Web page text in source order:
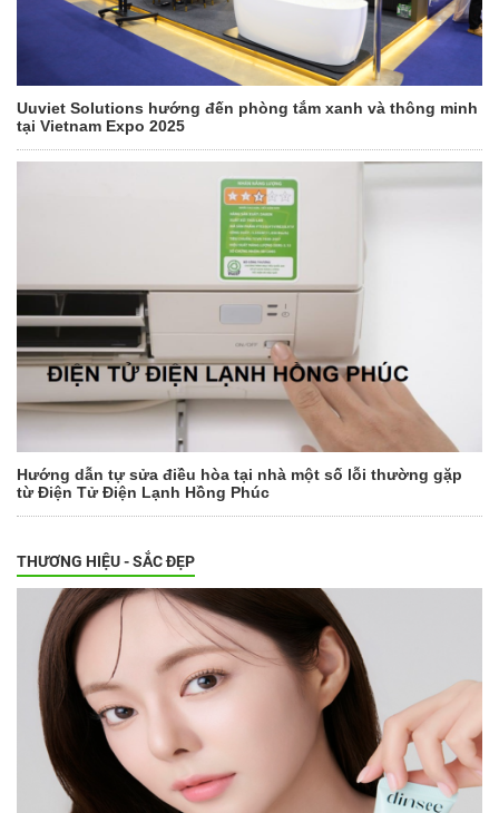
Uuviet Solutions hướng đến phòng tắm xanh và thông minh
tại Vietnam Expo 2025
Hướng dẫn tự sửa điều hòa tại nhà một số lỗi thường gặp
từ Điện Tử Điện Lạnh Hồng Phúc
THƯƠNG HIỆU - SẮC ĐẸP